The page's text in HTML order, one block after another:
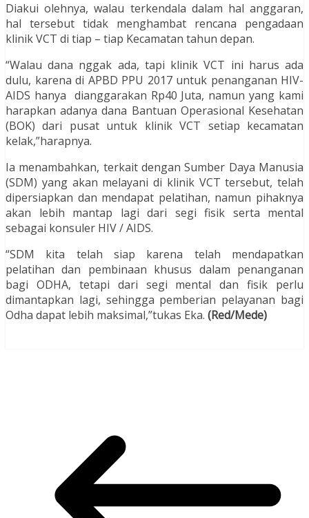
Diakui olehnya, walau terkendala dalam hal anggaran,
hal tersebut tidak menghambat rencana pengadaan
klinik VCT di tiap – tiap Kecamatan tahun depan.
“Walau dana nggak ada, tapi klinik VCT ini harus ada
dulu, karena di APBD PPU 2017 untuk penanganan HIV-
AIDS hanya dianggarakan Rp40 Juta, namun yang kami
harapkan adanya dana Bantuan Operasional Kesehatan
(BOK) dari pusat untuk klinik VCT setiap kecamatan
kelak,”harapnya.
Ia menambahkan, terkait dengan Sumber Daya Manusia
(SDM) yang akan melayani di klinik VCT tersebut, telah
dipersiapkan dan mendapat pelatihan, namun pihaknya
akan lebih mantap lagi dari segi fisik serta mental
sebagai konsuler HIV / AIDS.
“SDM kita telah siap karena telah mendapatkan
pelatihan dan pembinaan khusus dalam penanganan
bagi ODHA, tetapi dari segi mental dan fisik perlu
dimantapkan lagi, sehingga pemberian pelayanan bagi
Odha dapat lebih maksimal,”tukas Eka. (Red/Mede)